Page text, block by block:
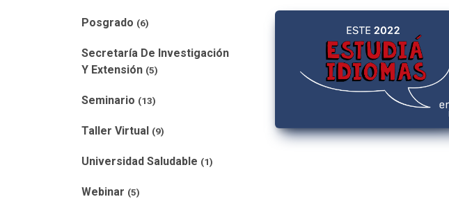
Posgrado (6)
Secretaría De Investigación
Y Extensión (5)
Seminario (13)
Taller Virtual (9)
Universidad Saludable (1)
Webinar (5)